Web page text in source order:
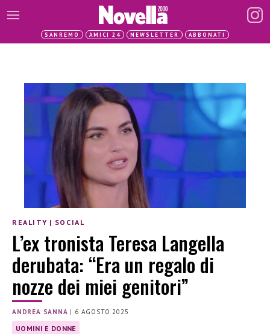
SANREMO AMICI 24 NEWSLETTER ABBONATI
REALITY | SOCIAL
L’ex tronista Teresa Langella
derubata: “Era un regalo di
nozze dei miei genitori”
ANDREA SANNA | 6 AGOSTO 2025
UOMINI E DONNE